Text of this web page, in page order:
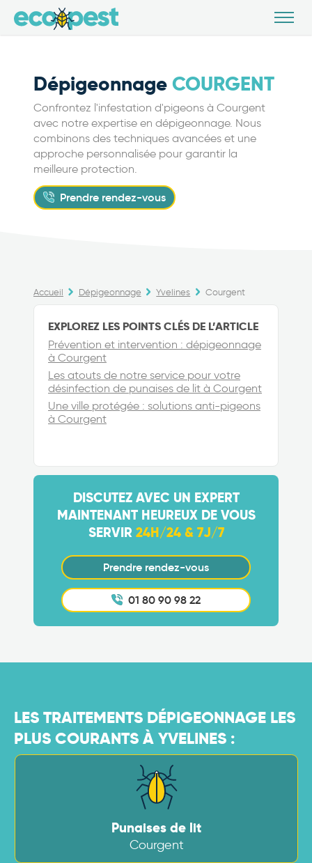
Dépigeonnage COURGENT
Confrontez l'infestation d'pigeons à Courgent
avec notre expertise en dépigeonnage. Nous
combinons des techniques avancées et une
approche personnalisée pour garantir la
meilleure protection.
Prendre rendez-vous
Accueil Dépigeonnage Yvelines Courgent
EXPLOREZ LES POINTS CLÉS DE L’ARTICLE
Prévention et intervention : dépigeonnage
à Courgent
Les atouts de notre service pour votre
désinfection de punaises de lit à Courgent
Une ville protégée : solutions anti-pigeons
à Courgent
DISCUTEZ AVEC UN EXPERT
MAINTENANT HEUREUX DE VOUS
SERVIR 24H/24 & 7J/7
Prendre rendez-vous
01 80 90 98 22
LES TRAITEMENTS DÉPIGEONNAGE LES
PLUS COURANTS À YVELINES :
Punaises de lit
Courgent